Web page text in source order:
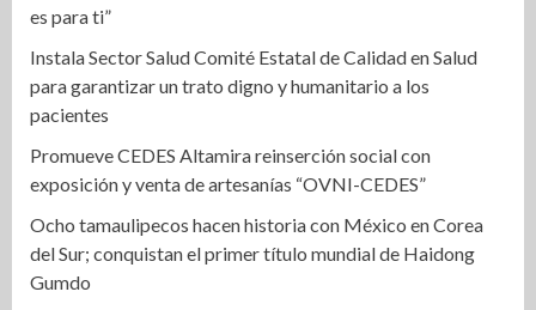
es para ti”
Instala Sector Salud Comité Estatal de Calidad en Salud
para garantizar un trato digno y humanitario a los
pacientes
Promueve CEDES Altamira reinserción social con
exposición y venta de artesanías “OVNI-CEDES”
Ocho tamaulipecos hacen historia con México en Corea
del Sur; conquistan el primer título mundial de Haidong
Gumdo